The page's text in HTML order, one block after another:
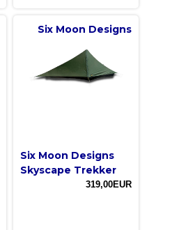
Six Moon Designs
Six Moon Designs
Skyscape Trekker
319,00EUR